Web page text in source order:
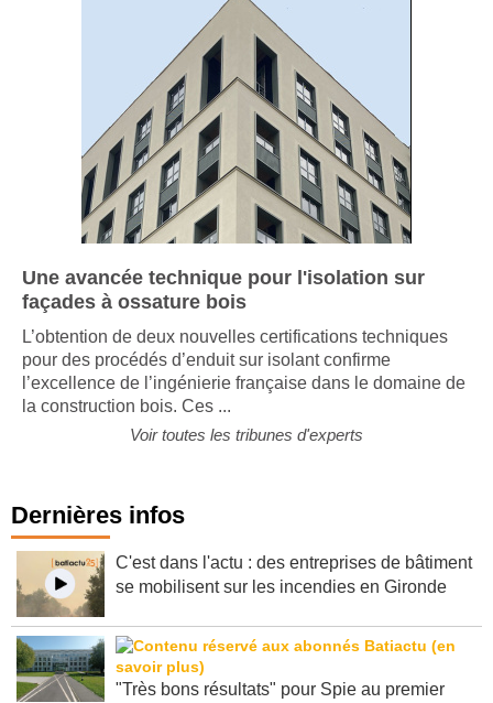
Une avancée technique pour l'isolation sur
façades à ossature bois
L’obtention de deux nouvelles certifications techniques
pour des procédés d’enduit sur isolant confirme
l’excellence de l’ingénierie française dans le domaine de
la construction bois. Ces ...
Voir toutes les tribunes d'experts
Dernières infos
C'est dans l'actu : des entreprises de bâtiment
se mobilisent sur les incendies en Gironde
"Très bons résultats" pour Spie au premier